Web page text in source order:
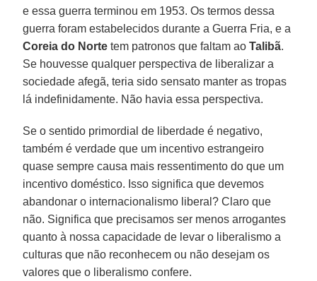
e essa guerra terminou em 1953. Os termos dessa
guerra foram estabelecidos durante a Guerra Fria, e a
Coreia do Norte tem patronos que faltam aoTalibã.
Se houvesse qualquer perspectiva de liberalizar a
sociedade afegã, teria sido sensato manter as tropas
lá indefinidamente. Não havia essa perspectiva.
Se o sentido primordial de liberdade é negativo,
também é verdade que um incentivo estrangeiro
quase sempre causa mais ressentimento do que um
incentivo doméstico. Isso significa que devemos
abandonar o internacionalismo liberal? Claro que
não. Significa que precisamos ser menos arrogantes
quanto à nossa capacidade de levar o liberalismo a
culturas que não reconhecem ou não desejam os
valores que o liberalismo confere.